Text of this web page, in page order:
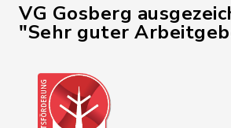
VG Gosberg
"Sehr guter